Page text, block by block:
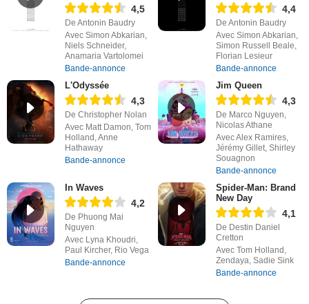
4,5
De Antonin Baudry
Avec Simon Abkarian,
Niels Schneider,
Anamaria Vartolomei
Bande-annonce
4,4
De Antonin Baudry
Avec Simon Abkarian,
Simon Russell Beale,
Florian Lesieur
Bande-annonce
L'Odyssée
4,3
De Christopher Nolan
Avec Matt Damon, Tom
Holland, Anne
Hathaway
Bande-annonce
Jim Queen
4,3
De Marco Nguyen,
Nicolas Athane
Avec Alex Ramires,
Jérémy Gillet, Shirley
Souagnon
Bande-annonce
In Waves
4,2
De Phuong Mai
Nguyen
Avec Lyna Khoudri,
Paul Kircher, Rio Vega
Bande-annonce
Spider-Man: Brand
New Day
4,1
De Destin Daniel
Cretton
Avec Tom Holland,
Zendaya, Sadie Sink
Bande-annonce